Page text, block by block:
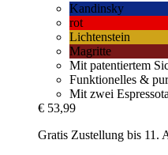
Kandinsky
rot
Lichtenstein
Magritte
Mit patentiertem
Funktionelles &
Mit zwei
€ 53,99
Gratis Zustellung bis 11.